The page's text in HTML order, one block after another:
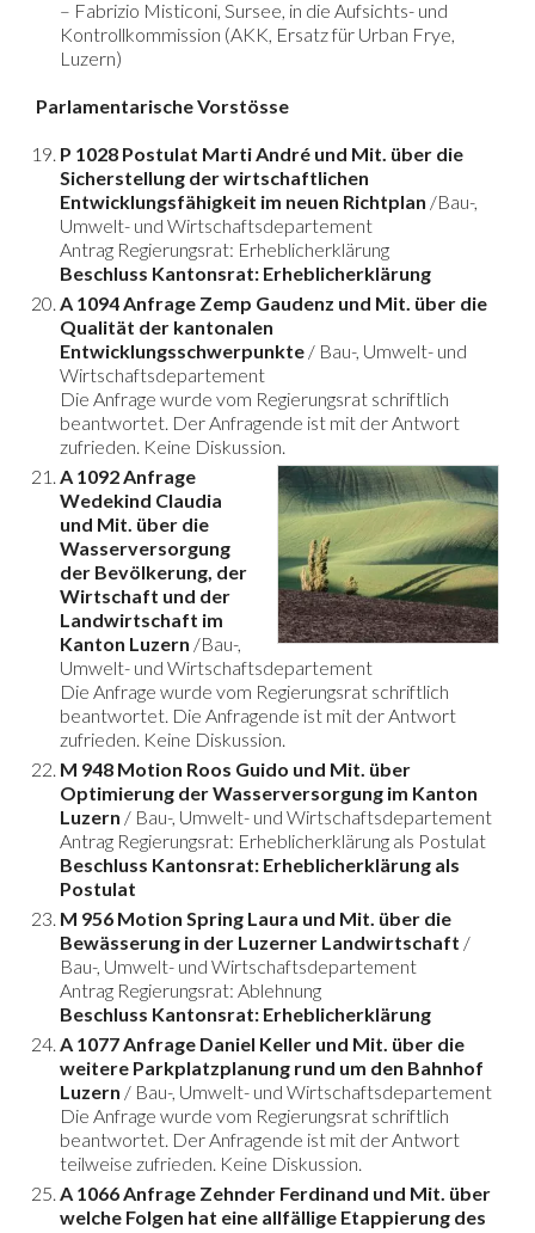
– Fabrizio Misticoni, Sursee, in die Aufsichts- und
Kontrollkommission (AKK, Ersatz für Urban Frye,
Luzern)
Parlamentarische Vorstösse
P 1028 Postulat Marti André und Mit. über die
Sicherstellung der wirtschaftlichen
Entwicklungsfähigkeit im neuen Richtplan /Bau-,
Umwelt- und Wirtschaftsdepartement
Antrag Regierungsrat: Erheblicherklärung
Beschluss Kantonsrat: Erheblicherklärung
A 1094 Anfrage Zemp Gaudenz und Mit. über die
Qualität der kantonalen
Entwicklungsschwerpunkte / Bau-, Umwelt- und
Wirtschaftsdepartement
Die Anfrage wurde vom Regierungsrat schriftlich
beantwortet. Der Anfragende ist mit der Antwort
zufrieden. Keine Diskussion.
A 1092 Anfrage
Wedekind Claudia
und Mit. über die
Wasserversorgung
der Bevölkerung, der
Wirtschaft und der
Landwirtschaft im
Kanton Luzern /Bau-,
Umwelt- und Wirtschaftsdepartement
Die Anfrage wurde vom Regierungsrat schriftlich
beantwortet. Die Anfragende ist mit der Antwort
zufrieden. Keine Diskussion.
M 948 Motion Roos Guido und Mit. über
Optimierung der Wasserversorgung im Kanton
Luzern / Bau-, Umwelt- und Wirtschaftsdepartement
Antrag Regierungsrat: Erheblicherklärung als Postulat
Beschluss Kantonsrat: Erheblicherklärung als
Postulat
M 956 Motion Spring Laura und Mit. über die
Bewässerung in der Luzerner Landwirtschaft /
Bau-, Umwelt- und Wirtschaftsdepartement
Antrag Regierungsrat: Ablehnung
Beschluss Kantonsrat: Erheblicherklärung
A 1077 Anfrage Daniel Keller und Mit. über die
weitere Parkplatzplanung rund um den Bahnhof
Luzern / Bau-, Umwelt- und Wirtschaftsdepartement
Die Anfrage wurde vom Regierungsrat schriftlich
beantwortet. Der Anfragende ist mit der Antwort
teilweise zufrieden. Keine Diskussion.
A 1066 Anfrage Zehnder Ferdinand und Mit. über
welche Folgen hat eine allfällige Etappierung des